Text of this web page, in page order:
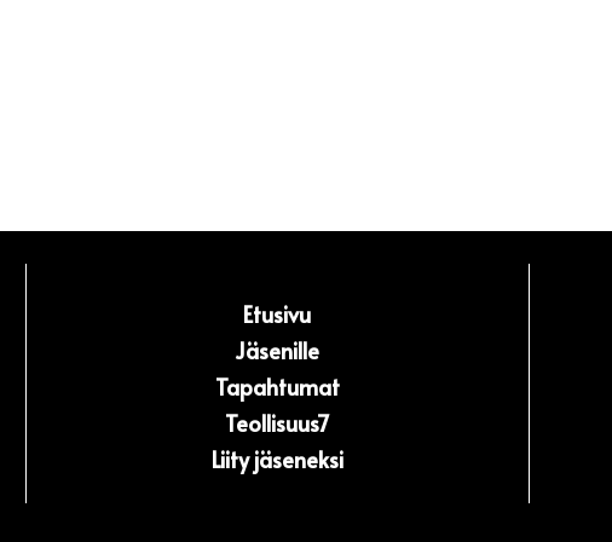
Etusivu
Jäsenille
Tapahtumat
Teollisuus7
Liity jäseneksi